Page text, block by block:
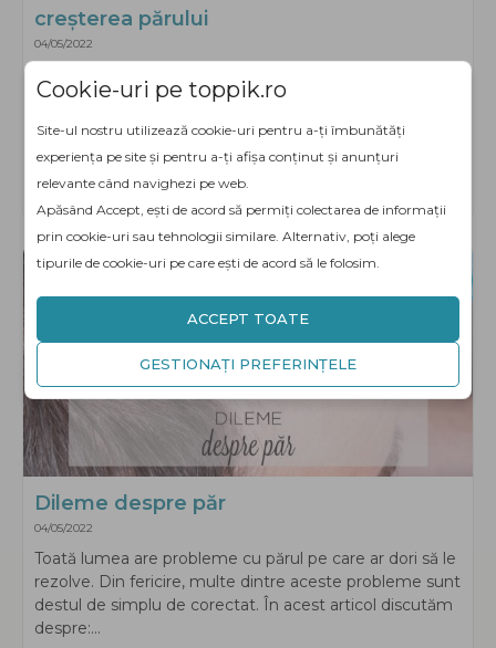
creșterea părului
04/05/2022
cum să-ți îmbunătățești părul. Mănâncă coaja de pâine
pentru a-ți face părul ondulat. Tunderea regulată va
Citește articolulabout Adevărul din spatele miturilor
Dileme despre păr
04/05/2022
Toată lumea are probleme cu părul pe care ar dori să le
rezolve. Din fericire, multe dintre aceste probleme sunt
destul de simplu de corectat. În acest articol discutăm
despre:...
Cookie-uri pe toppik.ro
Site-ul nostru utilizează cookie-uri pentru a-ți îmbunătăți
experiența pe site și pentru a-ți afișa conținut și anunțuri
relevante când navighezi pe web.
Apăsând Accept, ești de acord să permiți colectarea de informații
prin cookie-uri sau tehnologii similare. Alternativ, poți alege
tipurile de cookie-uri pe care ești de acord să le folosim.
GESTIONAȚI PREFERINȚELE
ACCEPT TOATE